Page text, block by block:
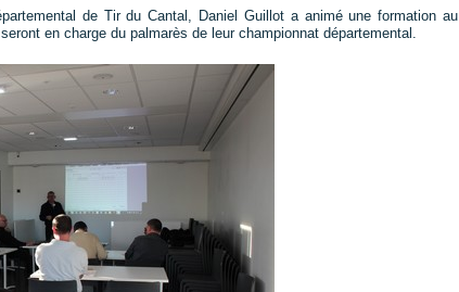
de Tir du Cantal, Daniel Guillot a animé une formation au
en charge du palmarès de leur championnat départemental.